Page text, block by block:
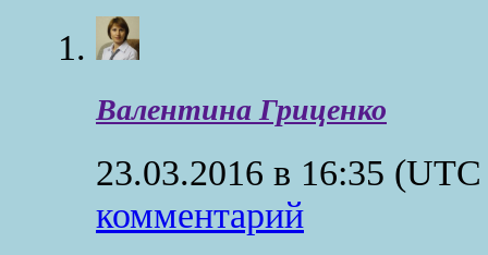
Валентина Гриценко
23.03.2016 в 16:35
комментарий